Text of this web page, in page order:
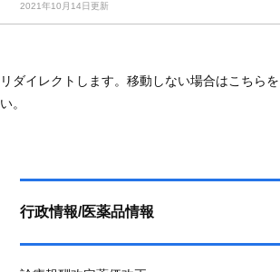
2021年10月14日更新
リダイレクトします。移動しない場合はこちら
い。
行政情報/医薬品情報